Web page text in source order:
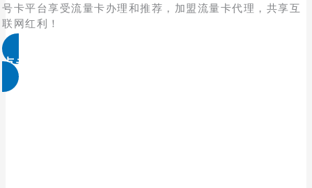
号卡平台享受流量卡办理和推荐，加盟流量卡代理，共享互
联网红利！
点击免费领取